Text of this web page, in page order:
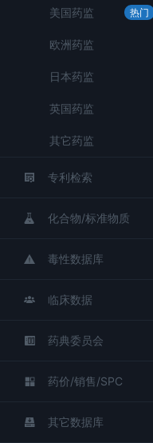
美国药监 热门
欧洲药监
日本药监
英国药监
其它药监
专利检索
化合物/标准物质
毒性数据库
临床数据
药典委员会
药价/销售/SPC
其它数据库